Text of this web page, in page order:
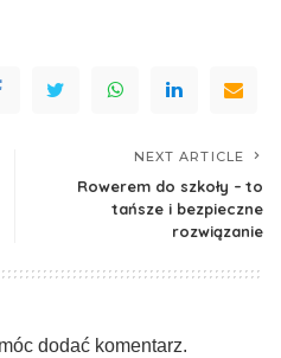
NEXT ARTICLE
Rowerem do szkoły – to
tańsze i bezpieczne
rozwiązanie
dodać komentarz.